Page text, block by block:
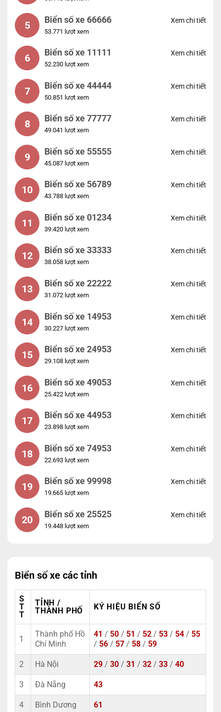
5 Biển số xe 66666
53.771 lượt xem
Xem chi tiết
6 Biển số xe 11111
52.230 lượt xem
Xem chi tiết
7 Biển số xe 44444
50.851 lượt xem
Xem chi tiết
8 Biển số xe 77777
49.041 lượt xem
Xem chi tiết
9 Biển số xe 55555
45.087 lượt xem
Xem chi tiết
10 Biển số xe 56789
43.788 lượt xem
Xem chi tiết
11 Biển số xe 01234
39.420 lượt xem
Xem chi tiết
12 Biển số xe 33333
38.058 lượt xem
Xem chi tiết
13 Biển số xe 22222
31.072 lượt xem
Xem chi tiết
14 Biển số xe 14953
30.227 lượt xem
Xem chi tiết
15 Biển số xe 24953
29.108 lượt xem
Xem chi tiết
16 Biển số xe 49053
25.422 lượt xem
Xem chi tiết
17 Biển số xe 44953
23.898 lượt xem
Xem chi tiết
18 Biển số xe 74953
22.693 lượt xem
Xem chi tiết
19 Biển số xe 99998
19.665 lượt xem
Xem chi tiết
20 Biển số xe 25525
19.448 lượt xem
Xem chi tiết
Biển số xe các tỉnh
S
T
T
TỈNH /
THÀNH PHỐ
KÝ HIỆU BIỂN SỐ
1
Thành phố Hồ
Chí Minh
41 / 50 / 51 / 52 / 53 / 54 / 55
/ 56 / 57 / 58 / 59
2 Hà Nội 29 / 30 / 31 / 32 / 33 / 40
3 Đà Nẵng 43
4 Bình Dương 61